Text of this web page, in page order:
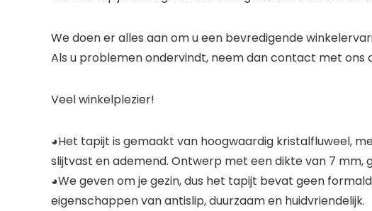
We doen er alles aan om u een bevredigende
Als u problemen ondervindt, neem dan contact met ons
Veel winkelplezier!
◕Het tapijt is gemaakt van hoogwaardig kristalfluweel,
slijtvast en ademend. Ontwerp met een dikte van 7 mm,
◕We geven om je gezin, dus het tapijt bevat geen
eigenschappen van antislip, duurzaam en huidvriendelijk.